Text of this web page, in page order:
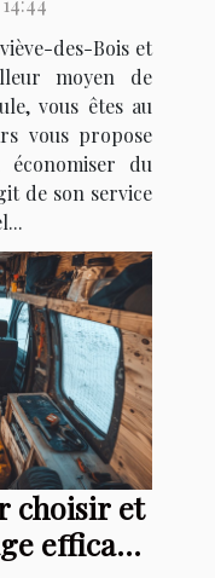
des-Bois et
moyen de
vous êtes au
vous propose
du
de son service
choisir et
efficace